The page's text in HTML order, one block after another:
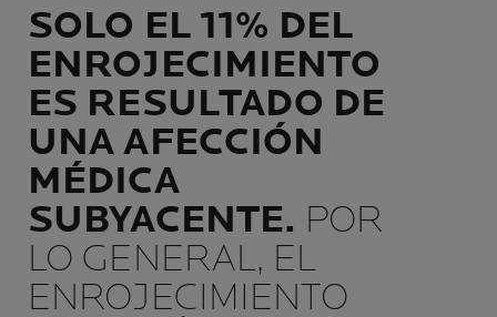
SOLO EL 11% DEL
ENROJECIMIENTO
ES RESULTADO DE
UNA AFECCIÓN
MÉDICA
SUBYACENTE. POR
LO GENERAL, EL
ENROJECIMIENTO